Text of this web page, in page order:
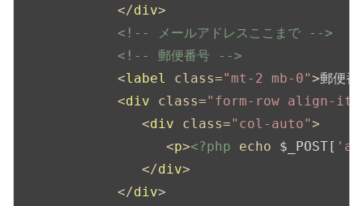
</div>
<!-- メールアドレスここまで -->
<!-- 郵便番号 -->
<label class="mt-2 mb-0">郵便番
<div class="form-row align-
<div class="col-auto">
<p><?php echo $_POST[
</div>
</div>